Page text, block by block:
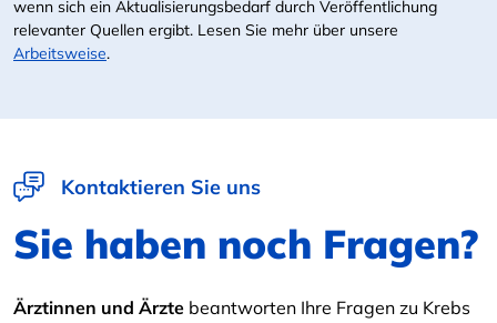
wenn sich ein Aktualisierungsbedarf durch Veröffentlichung
relevanter Quellen ergibt. Lesen Sie mehr über unsere
Arbeitsweise.
Kontaktieren Sie uns
Sie haben noch Fragen?
Ärztinnen und Ärzte beantworten Ihre Fragen zu Krebs